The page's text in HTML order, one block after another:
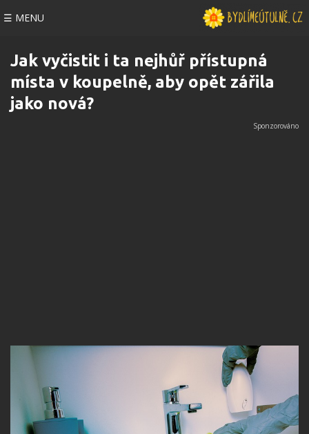
☰ MENU
Jak vyčistit i ta nejhůř přístupná
místa v koupelně, aby opět zářila
jako nová?